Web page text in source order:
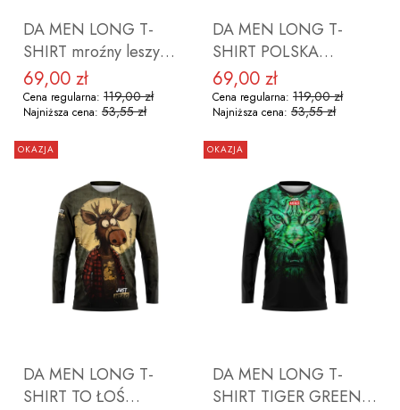
DA MEN LONG T-
SHIRT mroźny leszy
Cena promocyjna
69,00 zł
Cena regularna: 119,00 zł
Najniższa cena: 53,55 zł
DO KOSZYKA
DA MEN LONG T-
SHIRT POLSKA
Cena promocyjna
69,00 zł
Cena regularna: 119,00 zł
Najniższa cena: 53,55 zł
DO KOSZYKA
OKAZJA
DA MEN LONG T-
SHIRT TO ŁOŚ
OKAZJA
DA MEN LONG T-
SHIRT TIGER GREEN